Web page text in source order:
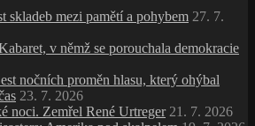
skladeb mezi pamětí a pohybem 27. 7.
v němž se porouchala demokracie
nočních proměn hlasu, který ohýbal
23. 7. 2026
noci. Zemřel René Urtreger 21. 7. 2026